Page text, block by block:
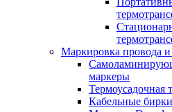
Маркировка провода и
маркеры
Термоусадочная
Кабельные бирки